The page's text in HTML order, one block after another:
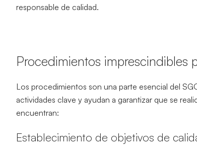
responsable de calidad.
Procedimientos imprescindibles
Los procedimientos son una parte esencial del
actividades clave y ayudan a garantizar que se
encuentran:
Establecimiento de objetivos de